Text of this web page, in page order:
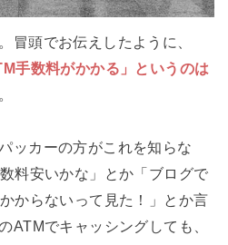
冒頭でお伝えしたように、
手数料がかかる」というのは
ッカーの方がこれを知らな
料安いかな」とか「ブログで
からないって見た！」とか言
ATMでキャッシングしても、